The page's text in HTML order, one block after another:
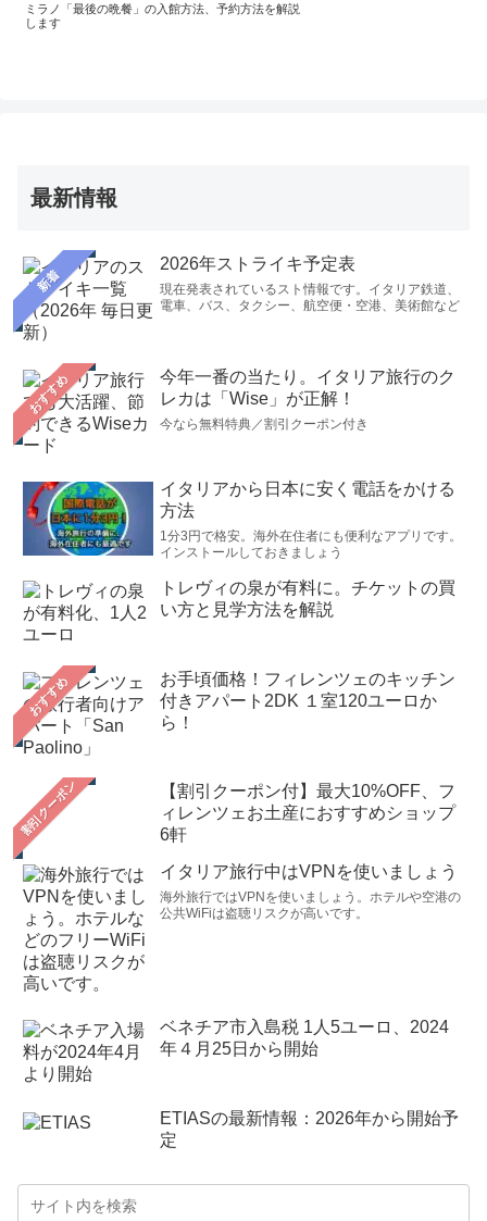
ミラノ「最後の晩餐」の入館方法、予約方法を解説
します
最新情報
新着
2026年ストライキ予定表
現在発表されているスト情報です。イタリア鉄道、
電車、バス、タクシー、航空便・空港、美術館など
おすすめ
今年一番の当たり。イタリア旅行のク
レカは「Wise」が正解！
今なら無料特典／割引クーポン付き
イタリアから日本に安く電話をかける
方法
1分3円で格安。海外在住者にも便利なアプリです。
インストールしておきましょう
トレヴィの泉が有料に。チケットの買
い方と見学方法を解説
おすすめ
お手頃価格！フィレンツェのキッチン
付きアパート2DK １室120ユーロか
ら！
【割引クーポン付】最大10%OFF、フ
ィレンツェお土産におすすめショップ
6軒
イタリア旅行中はVPNを使いましょう
海外旅行ではVPNを使いましょう。ホテルや空港の
公共WiFiは盗聴リスクが高いです。
ベネチア市入島税 1人5ユーロ、2024
年４月25日から開始
ETIASの最新情報：2026年から開始予
定